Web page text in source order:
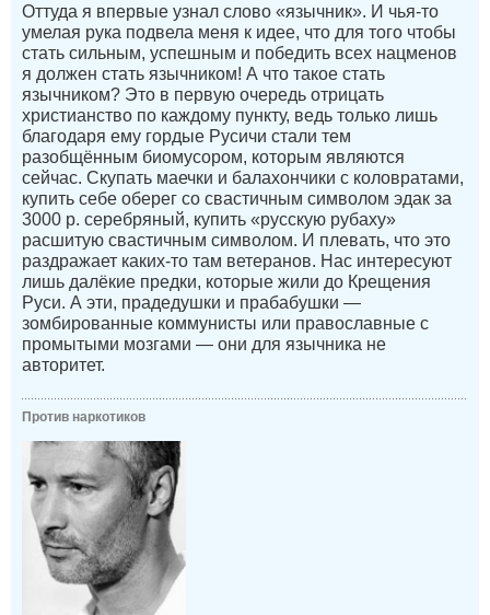
Оттуда я впервые узнал слово «язычник». И чья-то
умелая рука подвела меня к идее, что для того чтобы
стать сильным, успешным и победить всех нацменов
я должен стать язычником! А что такое стать
язычником? Это в первую очередь отрицать
христианство по каждому пункту, ведь только лишь
благодаря ему гордые Русичи стали тем
разобщённым биомусором, которым являются
сейчас. Скупать маечки и балахончики с коловратами,
купить себе оберег со свастичным символом эдак за
3000 р. серебряный, купить «русскую рубаху»
расшитую свастичным символом. И плевать, что это
раздражает каких-то там ветеранов. Нас интересуют
лишь далёкие предки, которые жили до Крещения
Руси. А эти, прадедушки и прабабушки —
зомбированные коммунисты или православные с
промытыми мозгами — они для язычника не
авторитет.
Против наркотиков